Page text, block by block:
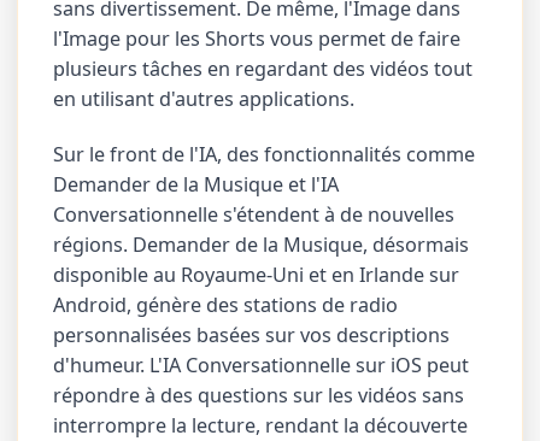
sans divertissement. De même, l'Image dans
l'Image pour les Shorts vous permet de faire
plusieurs tâches en regardant des vidéos tout
en utilisant d'autres applications.
Sur le front de l'IA, des fonctionnalités comme
Demander de la Musique et l'IA
Conversationnelle s'étendent à de nouvelles
régions. Demander de la Musique, désormais
disponible au Royaume-Uni et en Irlande sur
Android, génère des stations de radio
personnalisées basées sur vos descriptions
d'humeur. L'IA Conversationnelle sur iOS peut
répondre à des questions sur les vidéos sans
interrompre la lecture, rendant la découverte